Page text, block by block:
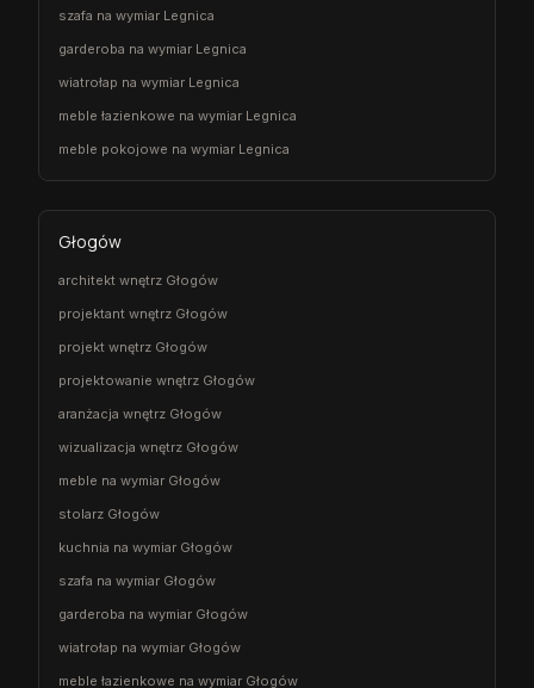
szafa na wymiar Legnica
garderoba na wymiar Legnica
wiatrołap na wymiar Legnica
meble łazienkowe na wymiar Legnica
meble pokojowe na wymiar Legnica
Głogów
architekt wnętrz Głogów
projektant wnętrz Głogów
projekt wnętrz Głogów
projektowanie wnętrz Głogów
aranżacja wnętrz Głogów
wizualizacja wnętrz Głogów
meble na wymiar Głogów
stolarz Głogów
kuchnia na wymiar Głogów
szafa na wymiar Głogów
garderoba na wymiar Głogów
wiatrołap na wymiar Głogów
meble łazienkowe na wymiar Głogów